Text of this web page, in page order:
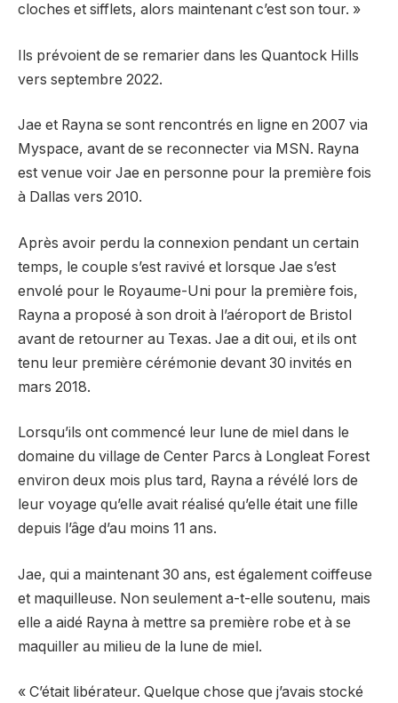
cloches et sifflets, alors maintenant c’est son tour. »
Ils prévoient de se remarier dans les Quantock Hills
vers septembre 2022.
Jae et Rayna se sont rencontrés en ligne en 2007 via
Myspace, avant de se reconnecter via MSN. Rayna
est venue voir Jae en personne pour la première fois
à Dallas vers 2010.
Après avoir perdu la connexion pendant un certain
temps, le couple s’est ravivé et lorsque Jae s’est
envolé pour le Royaume-Uni pour la première fois,
Rayna a proposé à son droit à l’aéroport de Bristol
avant de retourner au Texas. Jae a dit oui, et ils ont
tenu leur première cérémonie devant 30 invités en
mars 2018.
Lorsqu’ils ont commencé leur lune de miel dans le
domaine du village de Center Parcs à Longleat Forest
environ deux mois plus tard, Rayna a révélé lors de
leur voyage qu’elle avait réalisé qu’elle était une fille
depuis l’âge d’au moins 11 ans.
Jae, qui a maintenant 30 ans, est également coiffeuse
et maquilleuse. Non seulement a-t-elle soutenu, mais
elle a aidé Rayna à mettre sa première robe et à se
maquiller au milieu de la lune de miel.
« C’était libérateur. Quelque chose que j’avais stocké